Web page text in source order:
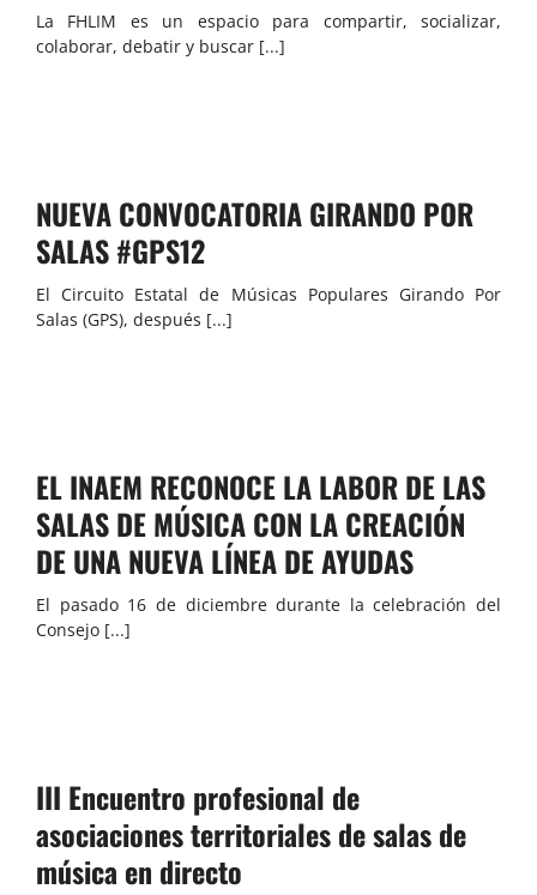
La FHLIM es un espacio para compartir, socializar,
colaborar, debatir y buscar [...]
NUEVA CONVOCATORIA GIRANDO POR
SALAS #GPS12
El Circuito Estatal de Músicas Populares Girando Por
Salas (GPS), después [...]
EL INAEM RECONOCE LA LABOR DE LAS
SALAS DE MÚSICA CON LA CREACIÓN
DE UNA NUEVA LÍNEA DE AYUDAS
El pasado 16 de diciembre durante la celebración del
Consejo [...]
III Encuentro profesional de
asociaciones territoriales de salas de
música en directo